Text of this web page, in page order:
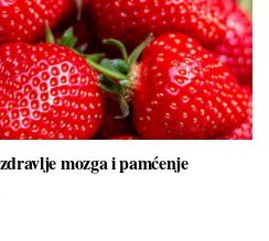
mozga i pamćenje